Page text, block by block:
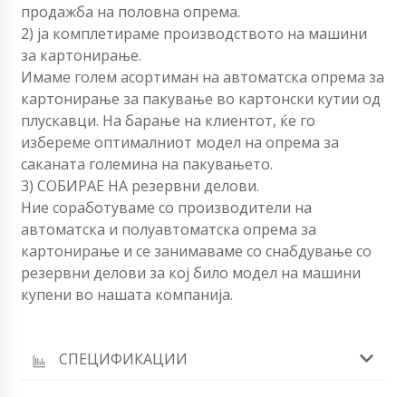
продажба на половна опрема.
2) ја комплетираме производството на машини
за картонирање.
Имаме голем асортиман на автоматска опрема за
картонирање за пакување во картонски кутии од
плускавци. На барање на клиентот, ќе го
избереме оптималниот модел на опрема за
саканата големина на пакувањето.
3) СОБИРАЕ НА резервни делови.
Ние соработуваме со производители на
автоматска и полуавтоматска опрема за
картонирање и се занимаваме со снабдување со
резервни делови за кој било модел на машини
купени во нашата компанија.
СПЕЦИФИКАЦИИ